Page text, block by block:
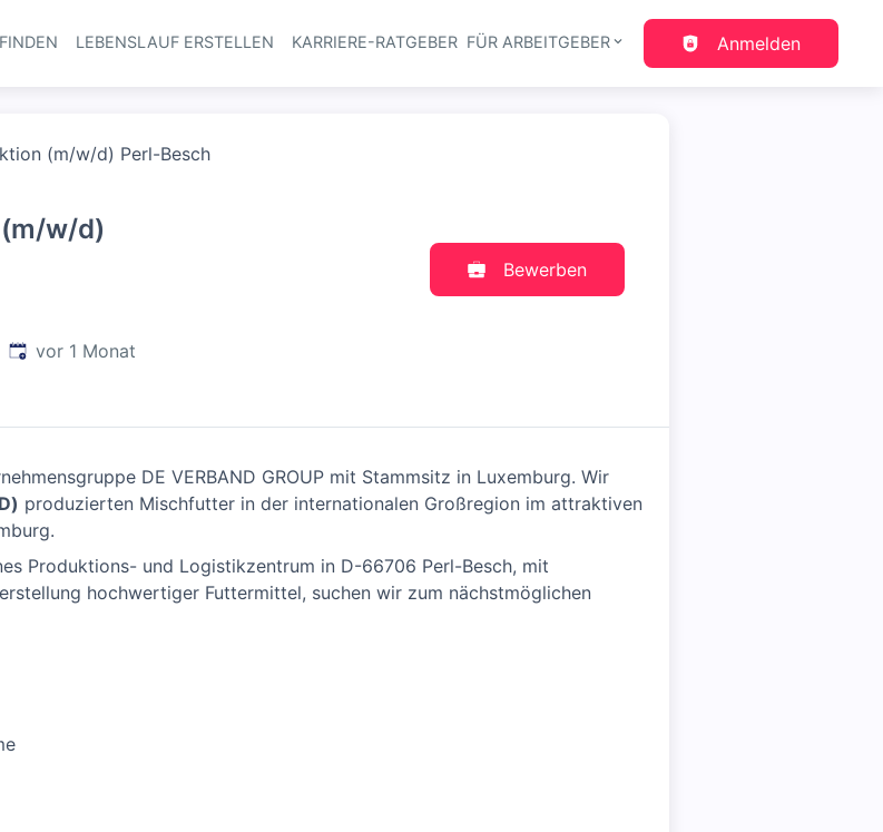
Haupt-Navigation
LEBENSLAUF ERSTELLEN KARRIERE-RATGEBER FÜR ARBEITGEBER Anmelden
(m/w/d) Perl-Besch
w/d)
Veröffentlicht:
vor 1 Monat
Bewerben
DE VERBAND GROUP mit Stammsitz in Luxemburg. Wir
produzierten Mischfutter in der internationalen Großregion im attraktiven
Produktions- und Logistikzentrum in D-66706 Perl-Besch, mit
hochwertiger Futtermittel, suchen wir zum nächstmöglichen